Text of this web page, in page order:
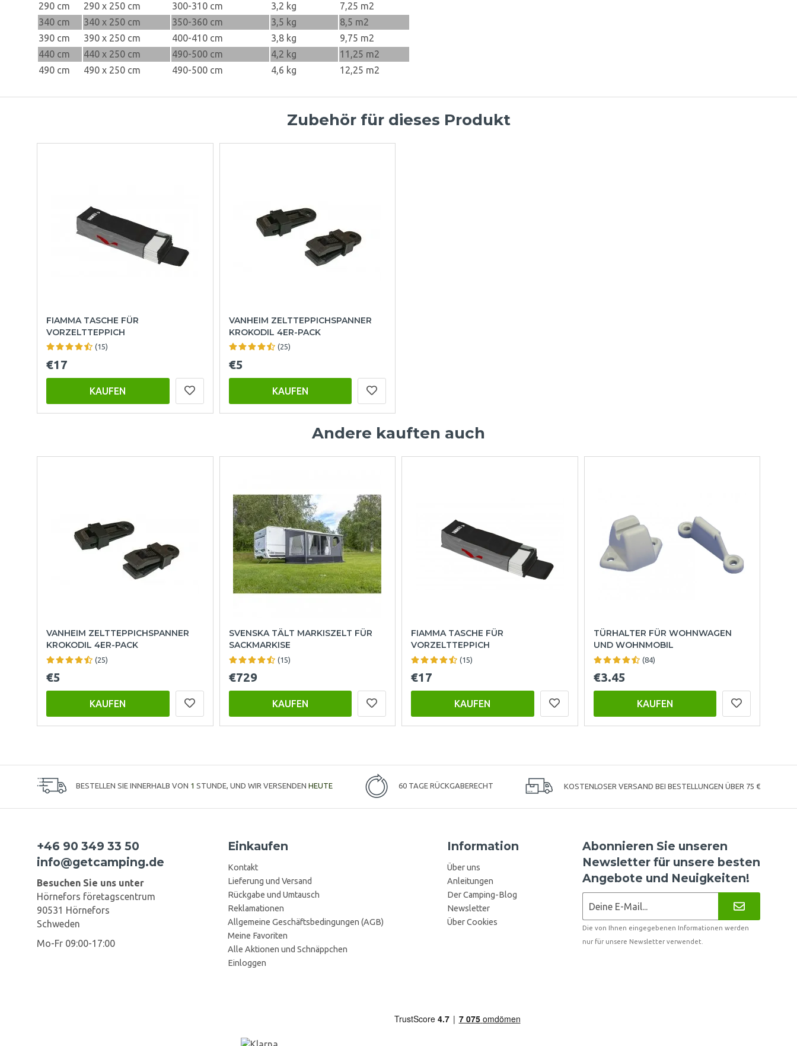
290 cm
290 x 250 cm 300-310 cm 3,2 kg
7,25 m2
340 cm
340 x 250 cm 350-360 cm 3,5 kg
8,5 m2
390 cm
390 x 250 cm 400-410 cm 3,8 kg
9,75 m2
440 cm
440 x 250 cm 490-500 cm 4,2 kg
11,25 m2
490 cm
490 x 250 cm 490-500 cm 4,6 kg 12,25 m2
Zubehör für dieses Produkt
FIAMMA TASCHE FÜR
VORZELTTEPPICH
(15)
€17
KAUFEN
VANHEIM ZELTTEPPICHSPANNER
KROKODIL 4ER-PACK
(25)
€5
KAUFEN
Andere kauften auch
VANHEIM ZELTTEPPICHSPANNER
KROKODIL 4ER-PACK
(25)
€5
KAUFEN
SVENSKA TÄLT MARKISZELT FÜR
SACKMARKISE
(15)
€729
KAUFEN
FIAMMA TASCHE FÜR
VORZELTTEPPICH
(15)
€17
KAUFEN
TÜRHALTER FÜR WOHNWAGEN
UND WOHNMOBIL
(84)
€3.45
KAUFEN
BESTELLEN SIE INNERHALB VON 1 STUNDE, UND WIR VERSENDEN HEUTE 60 TAGE RÜCKGABERECHT KOSTENLOSER VERSAND BEI BESTELLUNGEN ÜBER 75 €
+46 90 349 33 50
info@getcamping.de
Besuchen Sie uns unter
Hörnefors företagscentrum
90531 Hörnefors
Schweden
Mo-Fr 09:00-17:00
Einkaufen
Kontakt
Lieferung und Versand
Rückgabe und Umtausch
Reklamationen
Allgemeine Geschäftsbedingungen (AGB)
Meine Favoriten
Alle Aktionen und Schnäppchen
Einloggen
Information
Über uns
Anleitungen
Der Camping-Blog
Newsletter
Über Cookies
Abonnieren Sie unseren
Newsletter für unsere besten
Angebote und Neuigkeiten!
Die von Ihnen eingegebenen Informationen werden
nur für unsere Newsletter verwendet.